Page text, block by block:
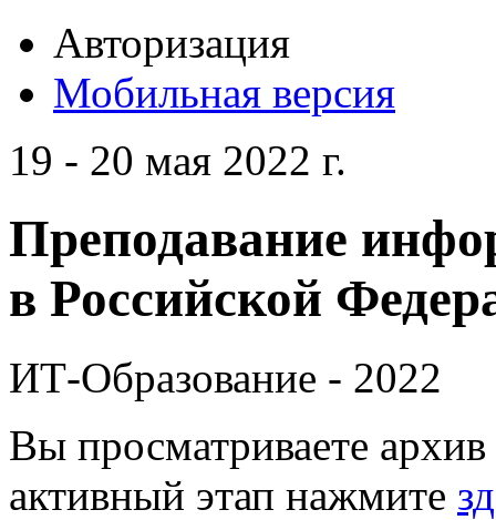
Авторизация
Мобильная версия
19 - 20 мая 2022 г.
Преподавание
в Российской
ИТ-Образование - 2022
Вы просматриваете
активный этап нажмите